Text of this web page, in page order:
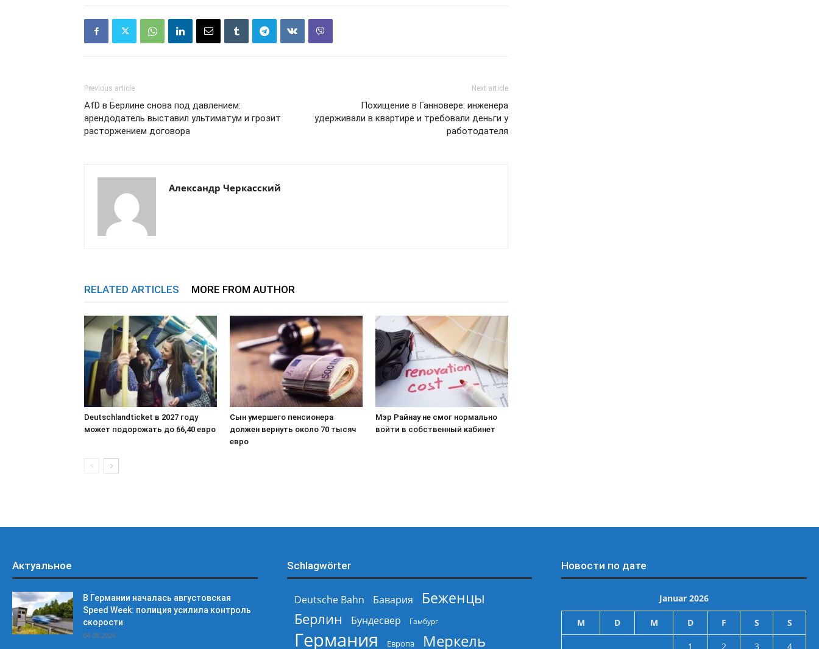
Previous article
AfD в Берлине снова под давлением:
арендодатель выставил ультиматум и грозит
расторжением договора
Next article
Похищение в Ганновере: инженера
удерживали в квартире и требовали деньги у
работодателя
Александр Черкасский
RELATED ARTICLES MORE FROM AUTHOR
Deutschlandticket в 2027 году
может подорожать до 66,40 евро
Сын умершего пенсионера
должен вернуть около 70 тысяч
евро
Мэр Райнау не смог нормально
войти в собственный кабинет
Актуальное
В Германии началась августовская
Speed Week: полиция усилила контроль
скорости
04.08.2026
Schlagwörter
Deutsche Bahn Бавария
Беженцы
Берлин
Бундесвер Гамбург
Германия Европа Меркель
Новости по дате
Januar 2026
M D M D F S S
1 2 3 4